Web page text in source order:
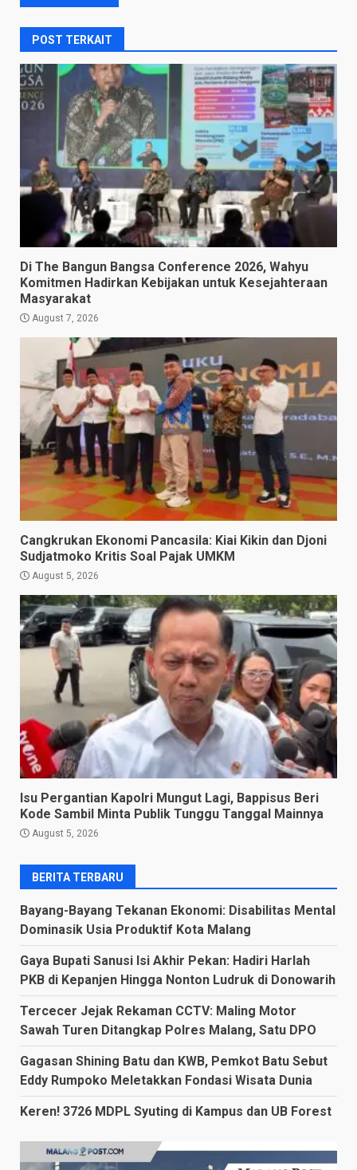
POST TERKAIT
Di The Bangun Bangsa Conference 2026, Wahyu
Komitmen Hadirkan Kebijakan untuk Kesejahteraan
Masyarakat
August 7, 2026
Cangkrukan Ekonomi Pancasila: Kiai Kikin dan Djoni
Sudjatmoko Kritis Soal Pajak UMKM
August 5, 2026
Isu Pergantian Kapolri Mungut Lagi, Bappisus Beri
Kode Sambil Minta Publik Tunggu Tanggal Mainnya
August 5, 2026
BERITA TERBARU
Bayang-Bayang Tekanan Ekonomi: Disabilitas Mental
Dominasik Usia Produktif Kota Malang
Gaya Bupati Sanusi Isi Akhir Pekan: Hadiri Harlah
PKB di Kepanjen Hingga Nonton Ludruk di Donowarih
Tercecer Jejak Rekaman CCTV: Maling Motor
Sawah Turen Ditangkap Polres Malang, Satu DPO
Gagasan Shining Batu dan KWB, Pemkot Batu Sebut
Eddy Rumpoko Meletakkan Fondasi Wisata Dunia
Keren! 3726 MDPL Syuting di Kampus dan UB Forest